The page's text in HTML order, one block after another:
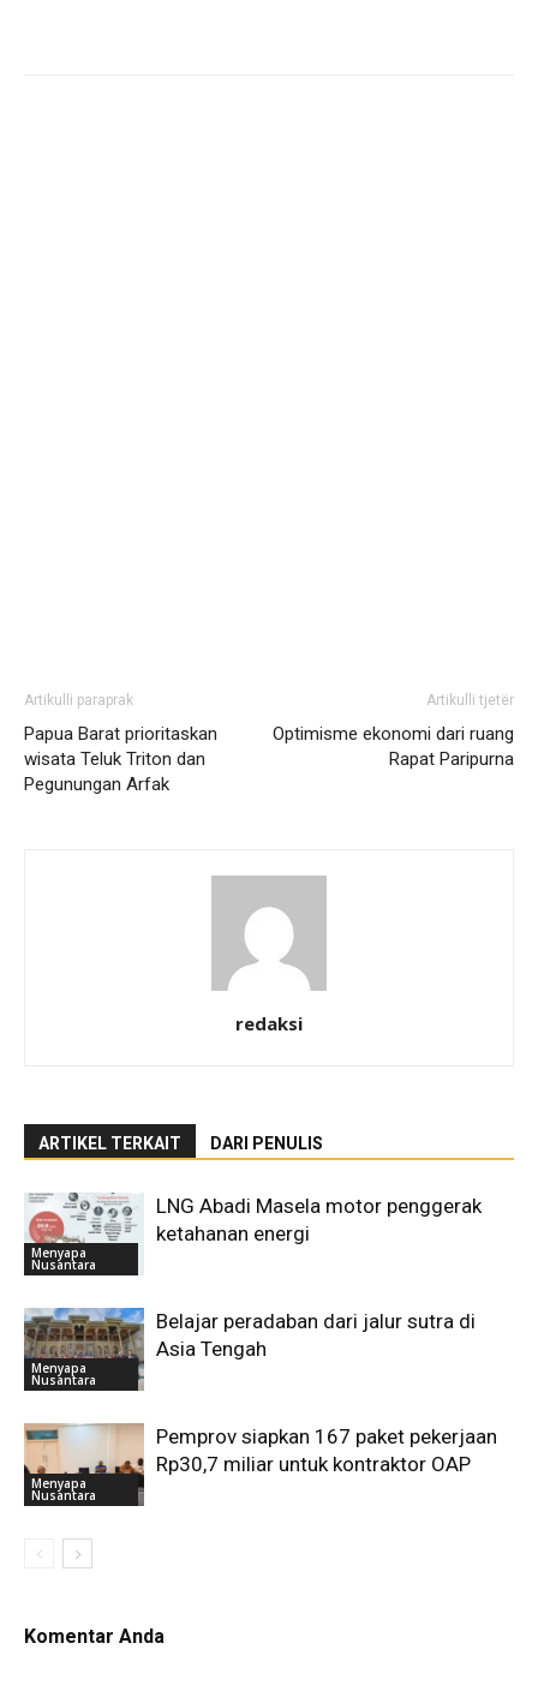
Artikulli paraprak
Papua Barat prioritaskan
wisata Teluk Triton dan
Pegunungan Arfak
Artikulli tjetër
Optimisme ekonomi dari ruang
Rapat Paripurna
redaksi
ARTIKEL TERKAIT DARI PENULIS
Menyapa
Nusantara
LNG Abadi Masela motor penggerak
ketahanan energi
Menyapa
Nusantara
Belajar peradaban dari jalur sutra di
Asia Tengah
Menyapa
Nusantara
Pemprov siapkan 167 paket pekerjaan
Rp30,7 miliar untuk kontraktor OAP
Komentar Anda